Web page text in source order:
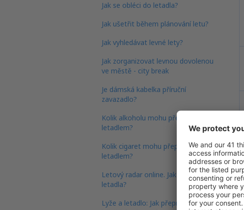
Jak se obléci do letadla?
Jak ušetřit během plánování letu?
Jak vyhledávat levné lety?
Jak zorganizovat levnou dovolenou
ve městě - city break
Je dámská kabelka příruční
zavazadlo?
Kolik alkoholu mohu převézt
letadlem?
Kolik cigaret mohu přepravit
letadlem?
Letový radar online. Jak sledovat
letadla?
Lyže a letadlo: Jak přepravit